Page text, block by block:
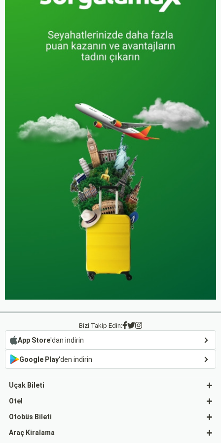
Bizi Takip Edin:
App Store'dan indirin
Google Play'den indirin
Uçak Bileti
Otel
Otobüs Bileti
Araç Kiralama